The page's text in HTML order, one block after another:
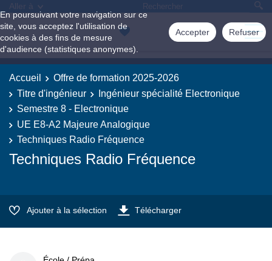
En poursuivant votre navigation sur ce
site, vous acceptez l'utilisation de
cookies à des fins de mesure
d'audience (statistiques anonymes).
Accepter Refuser
Aller à
Accueil
Offre de formation 2025-2026
Titre d'ingénieur
Ingénieur spécialité Electronique
Semestre 8 - Electronique
UE E8-A2 Majeure Analogique
Techniques Radio Fréquence
Techniques Radio Fréquence
Ajouter à la sélection Télécharger